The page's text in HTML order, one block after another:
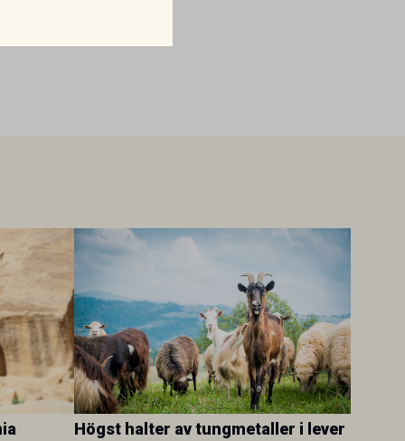
Högst halter av tungmetaller i lever